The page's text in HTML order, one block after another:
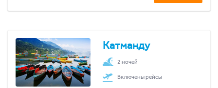
Катманду
2 ночей
Включены рейсы